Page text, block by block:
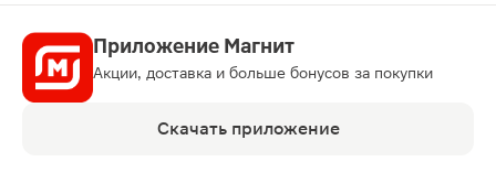
Приложение Магнит
Акции, доставка и больше бонусов за покупки
Скачать приложение